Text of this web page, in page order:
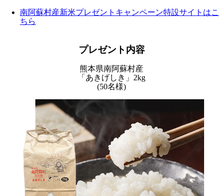
南阿蘇村産新米プレゼントキャンペーン特設サイトはこ
ちら
プレゼント内容
熊本県南阿蘇村産
「あきげしき」2kg
(50名様)